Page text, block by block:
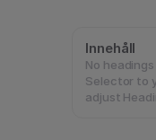
Innehåll
No
Selector to
adjust